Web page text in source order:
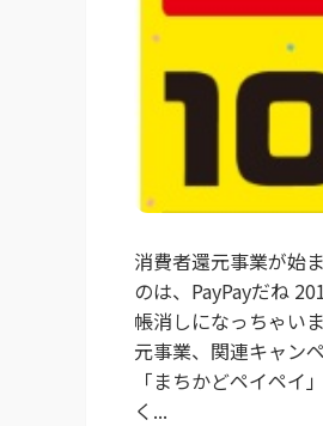
消費者還元事業が始
のは、PayPayだね
帳消しになっちゃい
元事業、関連キャン
「まちかどペイペ
く...